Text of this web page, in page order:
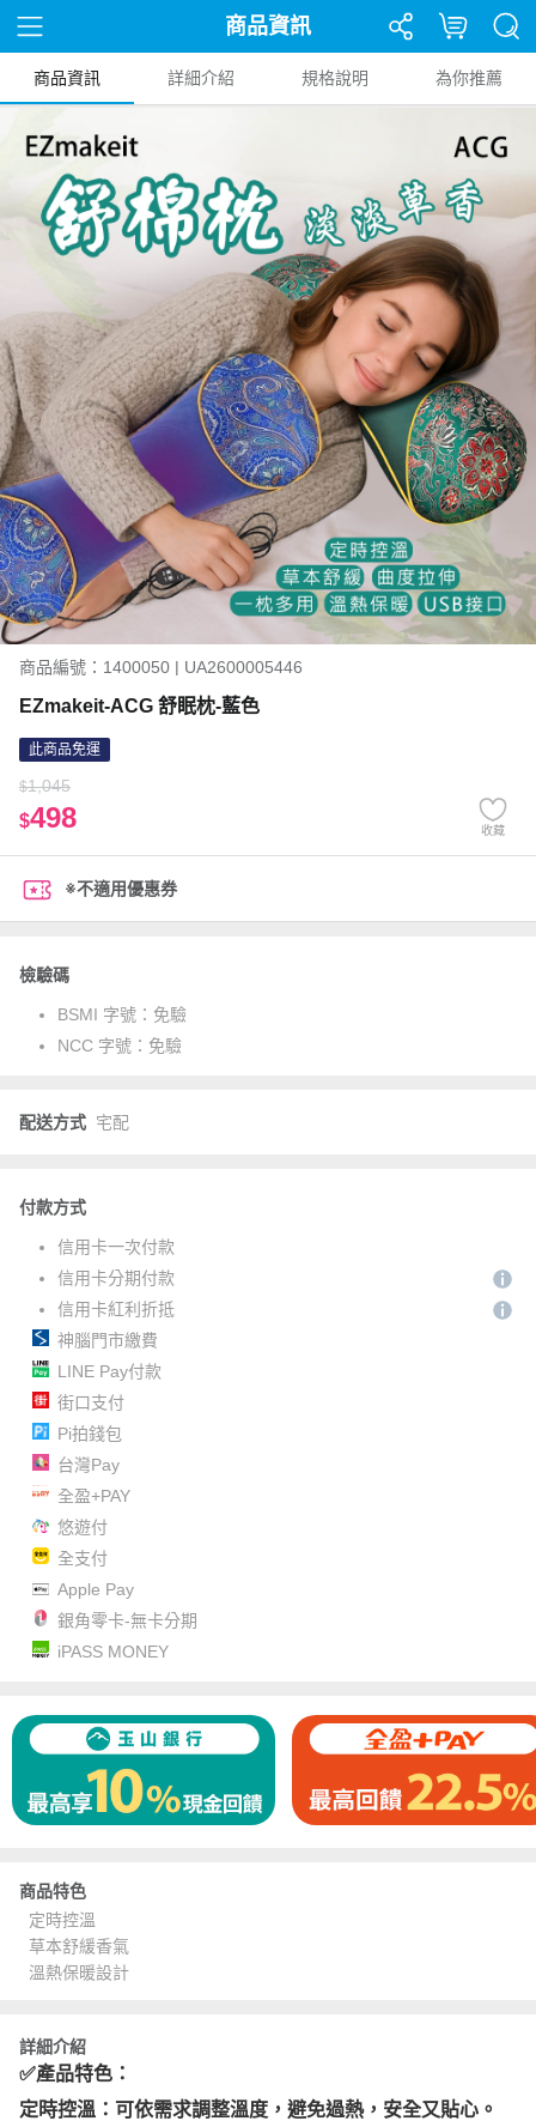
商品資訊
商品資訊 詳細介紹 規格說明 為你推薦
商品編號：1400050 | UA2600005446
EZmakeit-ACG 舒眠枕-藍色
此商品免運
$1,045
$498 收藏
※不適用優惠券
檢驗碼
BSMI 字號： 免驗
NCC 字號： 免驗
配送方式 宅配
付款方式
信用卡一次付款
信用卡分期付款
信用卡紅利折抵
神腦門市繳費
LINE Pay付款
街口支付
Pi拍錢包
台灣Pay
全盈+PAY
悠遊付
全支付
Apple Pay
銀角零卡-無卡分期
iPASS MONEY
商品特色
定時控溫
草本舒緩香氣
溫熱保暖設計
詳細介紹
✅產品特色：
定時控溫：可依需求調整溫度，避免過熱，安全又貼心。